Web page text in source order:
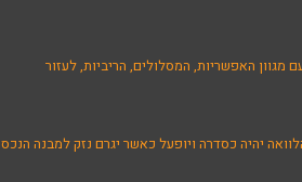
האפשריות, המסלולים, הריביות, לעזור
יהיה כסדרה ויופעל כאשר יגרם נזק למבנה הנכס